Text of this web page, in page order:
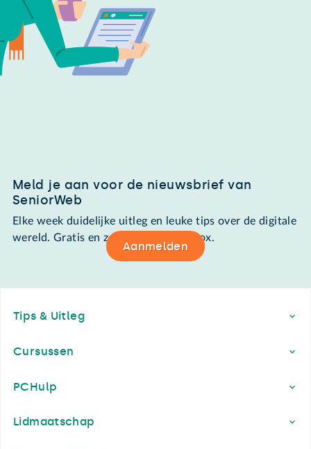
Meld je aan voor de nieuwsbrief van
SeniorWeb
Elke week duidelijke uitleg en leuke tips over de digitale
wereld. Gratis en zomaar in de mailbox.
Aanmelden
Tips & Uitleg
Cursussen
PCHulp
Lidmaatschap